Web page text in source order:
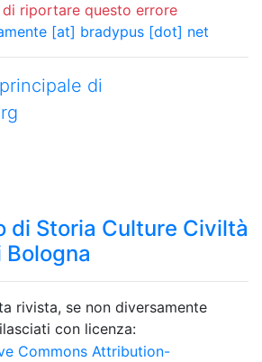
riportare questo errore
[at] bradypus [dot] net
di
di Storia Culture Civiltà
rivista, se non diversamente
con licenza:
Commons Attribution-